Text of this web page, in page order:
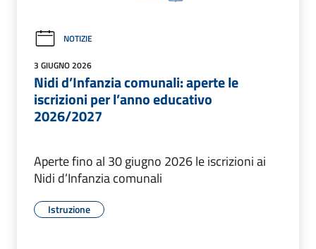
NOTIZIE
3 GIUGNO 2026
Nidi d’Infanzia comunali: aperte le
iscrizioni per l’anno educativo
2026/2027
Aperte fino al 30 giugno 2026 le iscrizioni ai
Nidi d’Infanzia comunali
Istruzione